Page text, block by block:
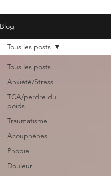
Blog
Tous les posts
Anxiété/Stress
TCA/perdre du
poids
Traumatisme
Acouphènes
Phobie
Douleur
Tous les posts